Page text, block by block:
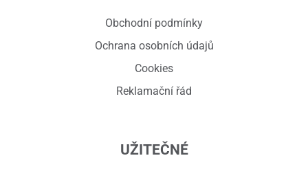
Obchodní podmínky
Ochrana osobních údajů
Cookies
Reklamační řád
UŽITEČNÉ